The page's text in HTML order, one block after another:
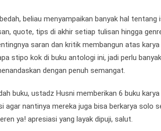
beliau menyampaikan banyak hal
quote, tips di akhir setiap tulisan hingga
saran dan kritik membangun atas
stipo kok di buku antologi ini, jadi perlu
dengan penuh semangat.
buku, ustadz Husni memberikan 6 buku
agar nantinya mereka juga bisa berkarya solo
ya! apresiasi yang layak dipuji, salut.